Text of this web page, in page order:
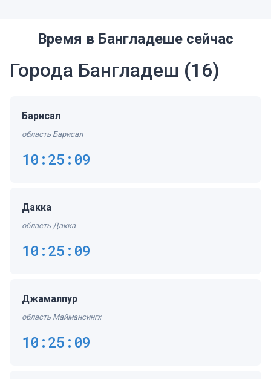
Время в Бангладеше сейчас
Города Бангладеш (16)
Барисал
область Барисал
10:25:09
Дакка
область Дакка
10:25:09
Джамалпур
область Маймансингх
10:25:09